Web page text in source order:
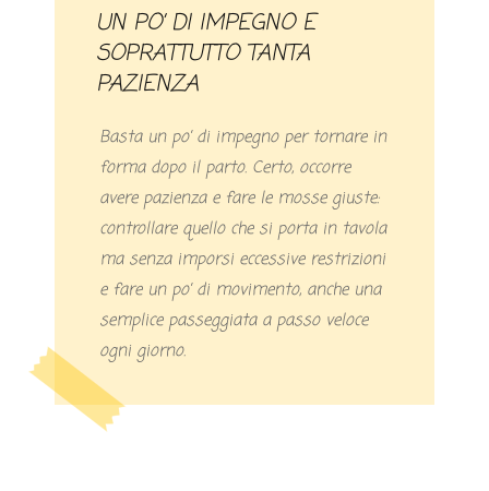
UN PO’ DI IMPEGNO E
SOPRATTUTTO TANTA
PAZIENZA
Basta un po’ di impegno per tornare in
forma dopo il parto. Certo, occorre
avere pazienza e fare le mosse giuste:
controllare quello che si porta in tavola
ma senza imporsi eccessive restrizioni
e fare un po’ di movimento, anche una
semplice passeggiata a passo veloce
ogni giorno.